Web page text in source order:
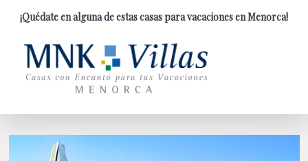
¡Quédate en alguna de estascasas para vacaciones en Menorca!